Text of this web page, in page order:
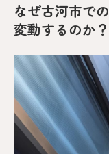
なぜ古河市で
変動するのか？